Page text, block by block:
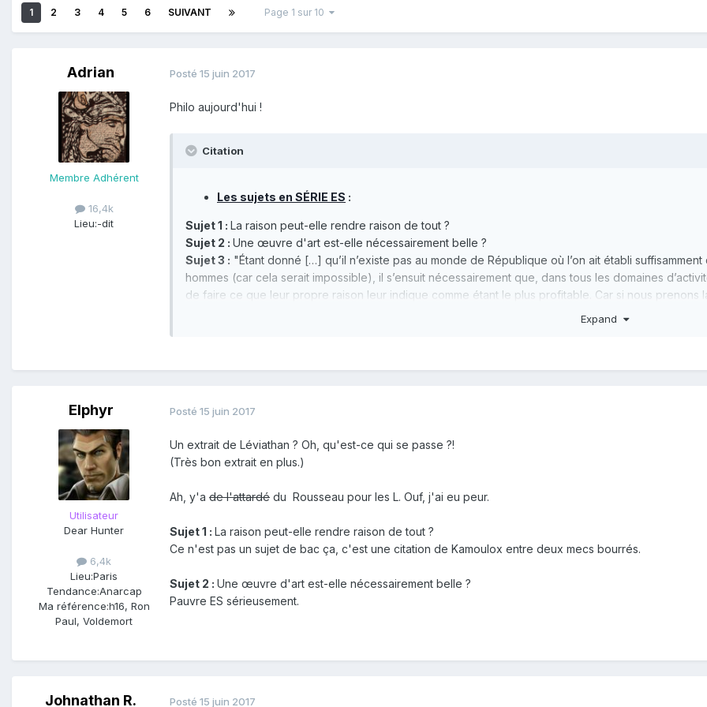
1 2 3 4 5 6 SUIVANT Page 1 sur 10
Adrian
Membre Adhérent
16,4k
Lieu:-dit
Posté 15 juin 2017
Philo aujourd'hui !
Citation
Les sujets en SÉRIE ES :
Sujet 1 : La raison peut-elle rendre raison de tout ?
Sujet 2 : Une œuvre d'art est-elle nécessairement belle ?
Sujet 3 : "Étant donné […] qu’il n’existe pas au monde de République où l’on ait établi
hommes (car cela serait impossible), il s’ensuit nécessairement que, dans tous les domaines
de faire ce que leur propre raison leur indique comme étant le plus profitable. Car si nous
jouissent si manifestement. D’autre part, si nous entendons par liberté le fait d’être soustrait aux
résidence, leur genre de nourriture, leur métier, d’éduquer leurs enfants comme ils le jugent
Sujet 1 :
Défendre ses droits, est-ce défendre ses intérêts ?
Sujet 2 :
Peut-on se libérer de sa culture ?
Sujet 3 :
À la limite, la vie, c'est ce qui est capable d'erreur. Et c'est peut-être à cette donnée ou
compte du fait que la question de l'anomalie traverse de part en part toute la biologie. À elle aussi
évolutifs qu'elle induit. À elle qu'il faut demander compte de cette mutation singulière, de cette «
un vivant qui ne se trouve jamais tout à fait à sa place, à un vivant voué à « errer » et destiné
ne peut l'analyser que comme une série de "corrections", comme une distribution nouvelle du
FOUCAULT,Dits et Ecrits
Expand
Elphyr
Utilisateur
Dear Hunter
6,4k
Lieu:Paris
Tendance:Anarcap
Ma référence:h16, Ron
Paul, Voldemort
Posté 15 juin 2017
Un extrait de Léviathan ? Oh, qu'est-ce qui se passe ?!
(Très bon extrait en plus.)
Ah, y'a de l'attardé du Rousseau pour les L. Ouf, j'ai eu peur.
Sujet 1 : La raison peut-elle rendre raison de tout ?
Ce n'est pas un sujet de bac ça, c'est une citation de Kamoulox entre deux mecs bourrés.
Sujet 2 : Une œuvre d'art est-elle nécessairement belle ?
Pauvre ES sérieusement.
Johnathan R.
Posté 15 juin 2017